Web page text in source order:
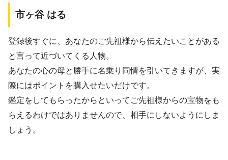
市ヶ谷 はる
登録後すぐに、あなたのご先祖様から伝えたいことがある
と言って近づいてくる人物。
あなたの心の母と勝手に名乗り同情を引いてきますが、実
際にはポイントを購入せたいだけです。
鑑定をしてもらったからといってご先祖様からの宝物をも
らえるわけではありませんので、相手にしないようにしま
しょう。